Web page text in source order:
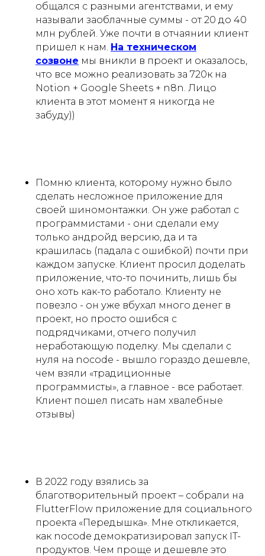
общался с разными агентствами, и ему
называли заоблачные суммы - от 20 до 40
млн рублей. Уже почти в отчаянии клиент
пришел к нам. На техническом
созвоне мы вникли в проект и оказалось,
что все можно реализовать за 720к на
Notion + Google Sheets + n8n. Лицо
клиента в этот момент я никогда не
забуду))
Помню клиента, которому нужно было
сделать несложное приложение для
своей шиномонтажки. Он уже работал с
программистами - они сделали ему
только андройд версию, да и та
крашилась (падала с ошибкой) почти при
каждом запуске. Клиент просил доделать
приложение, что-то починить, лишь бы
оно хоть как-то работало. Клиенту не
повезло - он уже вбухал много денег в
проект, но просто ошибся с
подрядчиками, отчего получил
неработающую поделку. Мы сделали с
нуля на nocode - вышло гораздо дешевле,
чем взяли «традиционные
программисты», а главное - все работает.
Клиент пошел писать нам хвалебные
отзывы)
В 2022 году взялись за
благотворительный проект – собрали на
FlutterFlow приложение для социального
проекта «Передышка». Мне откликается,
как nocode демократизировал запуск IT-
продуктов. Чем проще и дешевле это
hello@appbusters.io